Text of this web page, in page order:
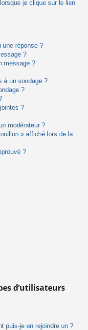
je clique sur le lien
une réponse ?
?
message ?
à un sondage ?
?
?
modérateur ?
» affiché lors de la
?
d’utilisateurs
puis-je en rejoindre un ?